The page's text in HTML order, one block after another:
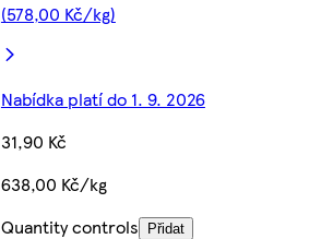
(578,00 Kč/kg)
Nabídka platí do 1. 9. 2026
31,90 Kč
638,00 Kč/kg
Quantity controls
Přidat